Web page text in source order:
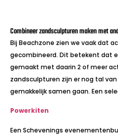
Combineer zandsculpturen maken met
Bij Beachzone zien we vaak dat
gecombineerd. Dit betekent dat
gemaakt met daarin 2 of meer
zandsculpturen zijn er nog tal
gemakkelijk samen gaan. Een
Powerkiten
Een Schevenings